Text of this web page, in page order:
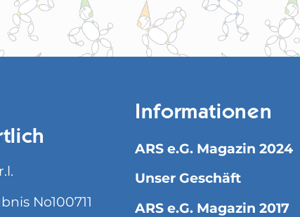
No100711
Informationen
ARS e.G. Magazin 2024
Unser Geschäft
ARS e.G. Magazin 2017